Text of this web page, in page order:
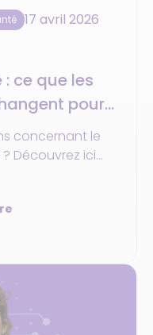
17 avril 2026
: ce que les
pour
concernant le
Découvrez ici